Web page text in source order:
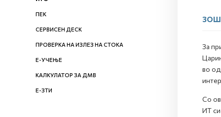
ПЕК
СЕРВИСЕН ДЕСК
ПРОВЕРКА НА ИЗЛЕЗ НА СТОКА
Е-УЧЕЊЕ
КАЛКУЛАТОР ЗА ДМВ
Е-ЗТИ
За
во
Со
ИТ